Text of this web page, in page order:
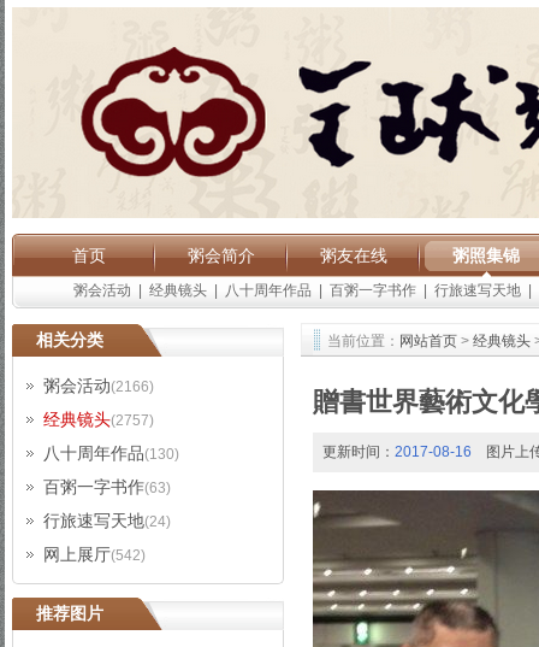
首页 粥会简介 粥友在线 粥照集锦
粥会活动 经典镜头 八十周年作品 百粥一字书作 行旅速写天地
相关分类
粥会活动(2166)
经典镜头(2757)
八十周年作品(130)
百粥一字书作(63)
行旅速写天地(24)
网上展厅(542)
推荐图片
当前位置： 网站首页 > 经典镜头
贈書世界藝術文化
更新时间： 2017-08-16 图片上